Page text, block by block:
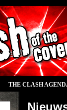
THE CLASH